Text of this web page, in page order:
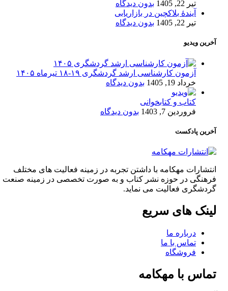
تیر 22, 1405
بدون دیدگاه
آیندۀ بلاکچین در بازاریابی
تیر 22, 1405
بدون دیدگاه
آخرین ویدیو
آزمون کارشناسی ارشد گردشگری ۱۹-۱۸ تیرماه ۱۴۰۵
خرداد 19, 1405
بدون دیدگاه
کتاب و کتابخوانی
فروردین 7, 1403
بدون دیدگاه
آخرین پادکست
انتشارات مهکامه با داشتن تجربه در زمینه فعالیت های مختلف
فرهنگی در حوزه نشر کتاب و به صورت تخصصی در زمینه صنعت
گردشگری فعالیت می نماید.
لینک های سریع
درباره ما
تماس با ما
فروشگاه
تماس با مهکامه